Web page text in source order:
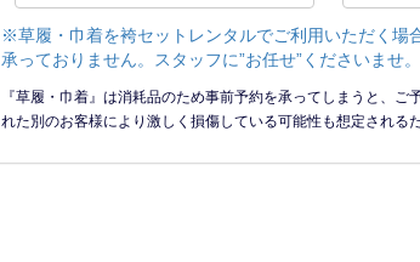
※草履・巾着を袴セットレンタルでご利用いただく場
承っておりません。スタッフに”お任せ”くださいませ。
『草履・巾着』は消耗品のため事前予約を承ってしまうと、
れた別のお客様により激しく損傷している可能性も想定されるた